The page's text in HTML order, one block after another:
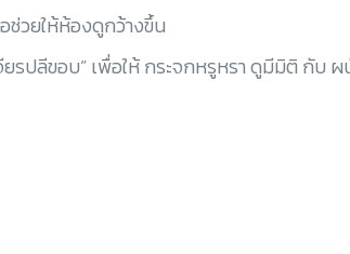
ช่วยให้ห้องดูกว้างขึ้น
ยรปลีขอบ” เพื่อให้ กระจกหรูหรา ดูมีมิติ กับ